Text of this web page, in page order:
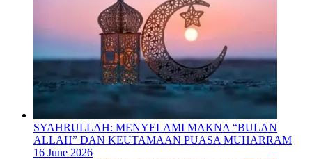
SYAHRULLAH: MENYELAMI MAKNA “BULAN
ALLAH” DAN KEUTAMAAN PUASA MUHARRAM
16 June 2026